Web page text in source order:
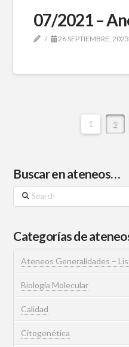
07/2021 –
26 SEPTIEMBRE, 2023
1 2
Buscar en ateneos…
Search
Categorías de
Ateneos Generalidades –
Biología Molecular
Calidad
Citogenética